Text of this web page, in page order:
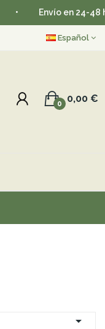
Envío en 24-48 horas
Español
0,00 €
0
